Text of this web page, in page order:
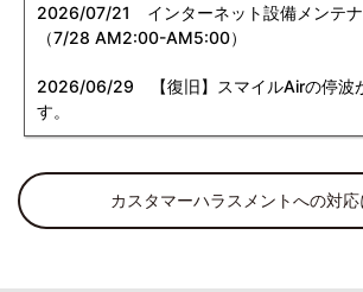
2026/07/21
インターネット設備メンテ
（7/28 AM2:00-AM5:00）
2026/06/29 【復旧】スマイルAirの停波
す。
カスタマーハラスメントへの対